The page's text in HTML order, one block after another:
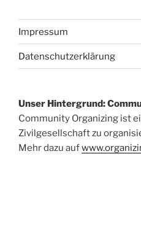
Impressum
Datenschutzerklärung
Unser Hintergrund:
Community Organizing ist
Zivilgesellschaft zu
Mehr dazu auf